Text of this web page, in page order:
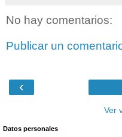
No hay comentarios:
Publicar un
‹
Ver
Datos personales